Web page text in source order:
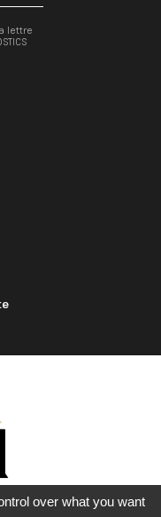
lettre
over what you want